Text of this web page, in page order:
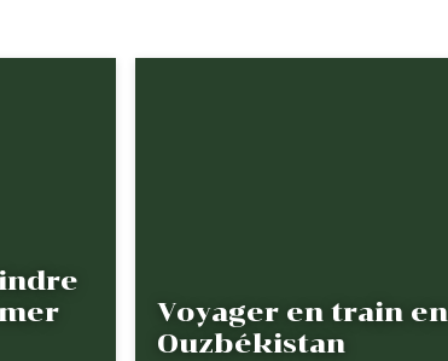
Voyager en train en
Ouzbékistan